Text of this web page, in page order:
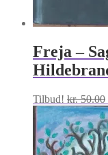
Freja –
Tilbud! kr.50.00